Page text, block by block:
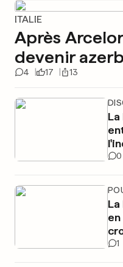
ITALIE
Après
devenir
4 17 13
0
1